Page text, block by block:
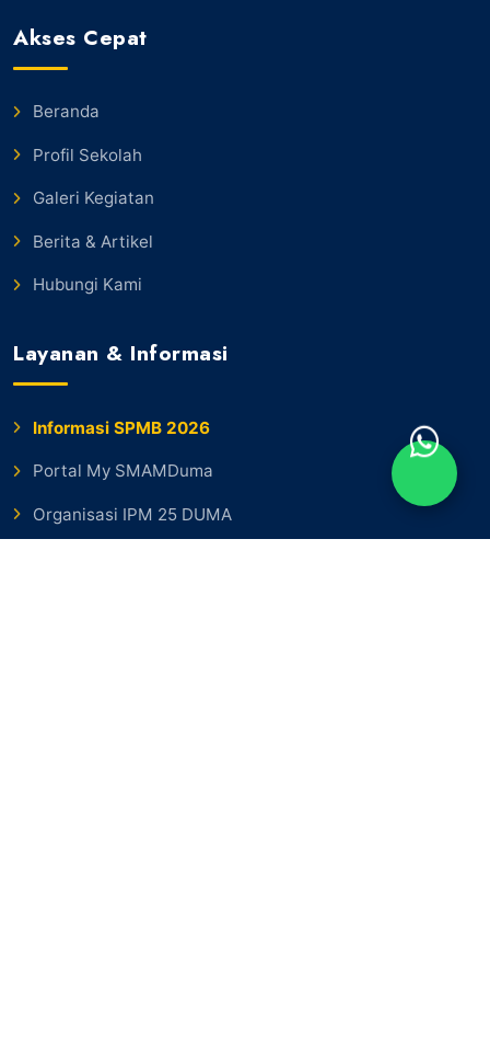
Akses Cepat
Beranda
Profil Sekolah
Galeri Kegiatan
Berita & Artikel
Hubungi Kami
Layanan & Informasi
Informasi SPMB 2026
Portal My SMAMDuma
Organisasi IPM 25 DUMA